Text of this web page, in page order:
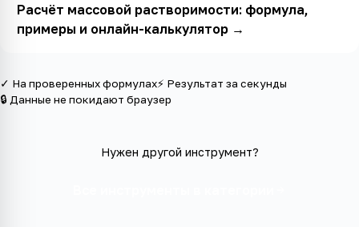
Расчёт массовой растворимости: формула,
примеры и онлайн-калькулятор→
✓ На проверенных формулах⚡ Результат за секунды
🔒 Данные не покидают браузер
Нужен другой инструмент?